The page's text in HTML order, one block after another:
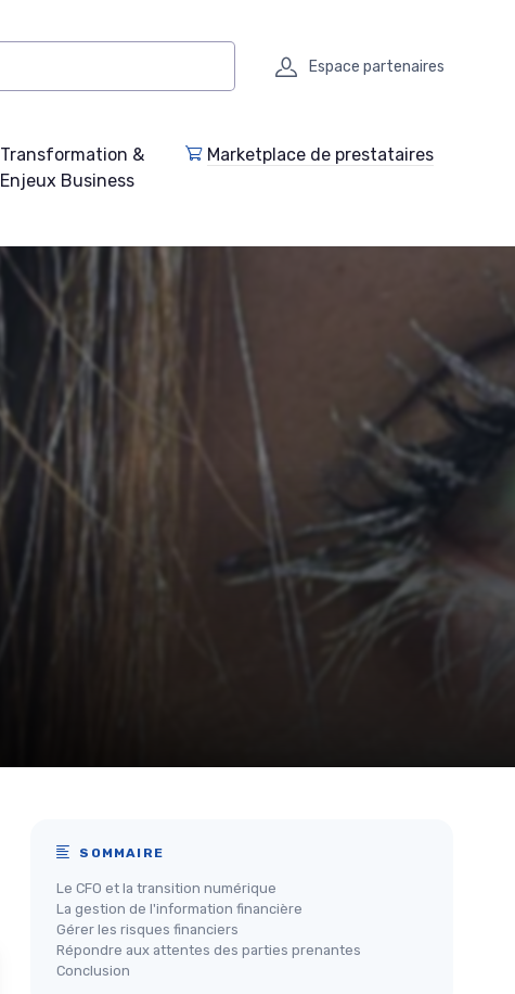
Espace partenaires
Transformation &
Enjeux Business
Marketplace de prestataires
SOMMAIRE
Le CFO et la transition numérique
La gestion de l'information financière
Gérer les risques financiers
Répondre aux attentes des parties prenantes
Conclusion